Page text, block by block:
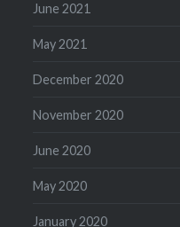
June 2021
May 2021
December 2020
November 2020
June 2020
May 2020
January 2020